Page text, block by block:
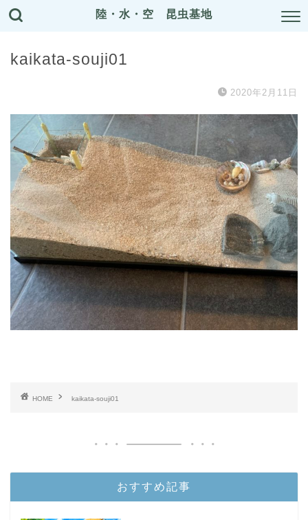
陸・水・空 昆虫基地
kaikata-souji01
2020年2月11日
HOME kaikata-souji01
おすすめ記事